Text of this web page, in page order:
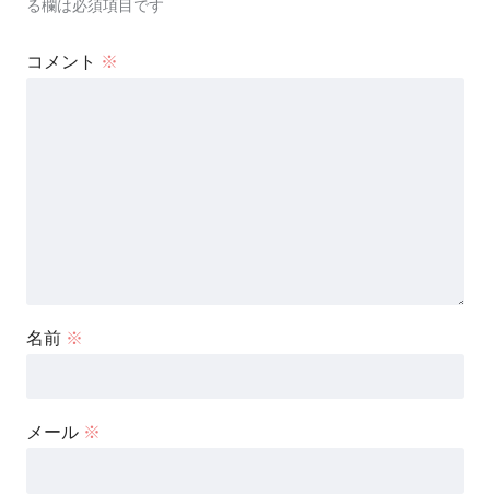
る欄は必須項目です
コメント ※
名前 ※
メール ※